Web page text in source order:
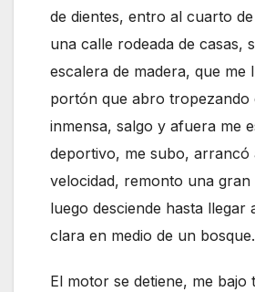
de dientes, entro al cuarto
una calle rodeada de casas,
escalera de madera, que me
portón que abro tropezando
inmensa, salgo y afuera me
deportivo, me subo, arrancó
velocidad, remonto una gran
luego desciende hasta llegar
clara en medio de un bosque.
El motor se detiene, me bajo